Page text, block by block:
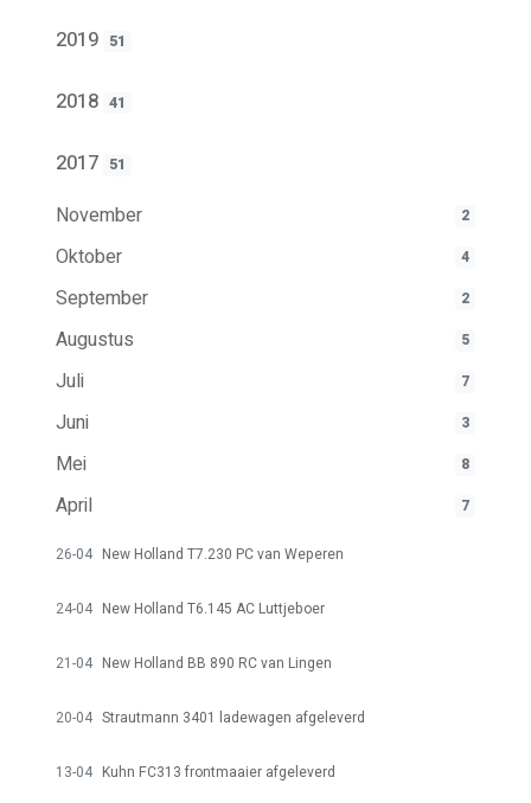
2019 51
2018 41
2017 51
November 2
Oktober 4
September 2
Augustus 5
Juli 7
Juni 3
Mei 8
April 7
26-04 New Holland T7.230 PC van Weperen
24-04 New Holland T6.145 AC Luttjeboer
21-04 New Holland BB 890 RC van Lingen
20-04 Strautmann 3401 ladewagen afgeleverd
13-04 Kuhn FC313 frontmaaier afgeleverd